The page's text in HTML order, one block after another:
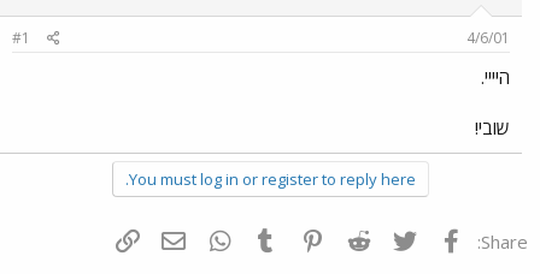
ש
א
4/6/01
#1
היייי.
שובי!
You must log in or register to reply here.
Share: פייסבוק Twitter
Reddit
Pinterest
Tumblr
WhatsAppדואר אלקטרוני